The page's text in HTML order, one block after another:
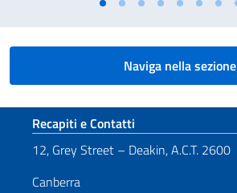
Naviga nella sezione
Sezione footer
Recapiti e Contatti
12, Grey Street – Deakin, A.C.T. 2600
Canberra